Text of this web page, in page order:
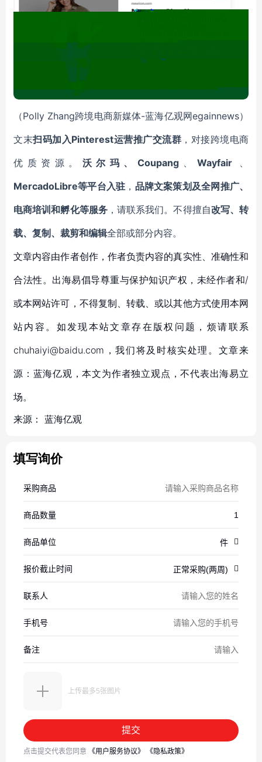
（Polly Zhang跨境电商新媒体-蓝海亿观网egainnews）
文末扫码加入Pinterest运营推广交流群 ，对接跨境电商
优质资源。 沃尔玛、Coupang、 Wayfair、
MercadoLibre等平台入驻 ， 品牌文案策划及全网推广、
电商培训和孵化等服务，请联系我们。不得擅自改写、转
载、复制、裁剪和编辑全部或部分内容。
文章内容由作者创作，作者负责内容的真实性、准确性和
合法性。出海易倡导尊重与保护知识产权，未经作者和/
或本网站许可，不得复制、转载、或以其他方式使用本网
站内容。如发现本站文章存在版权问题，烦请联系
chuhaiyi@baidu.com，我们将及时核实处理。文章来
源：蓝海亿观，本文为作者独立观点，不代表出海易立
场。
来源： 蓝海亿观
填写询价